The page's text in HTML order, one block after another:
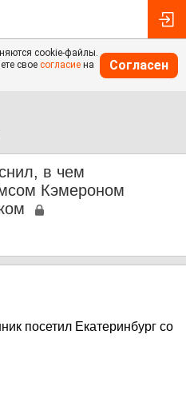
cookie-файлы.
свое согласие на
Согласен
в чем
Кэмероном
посетил Екатеринбург со